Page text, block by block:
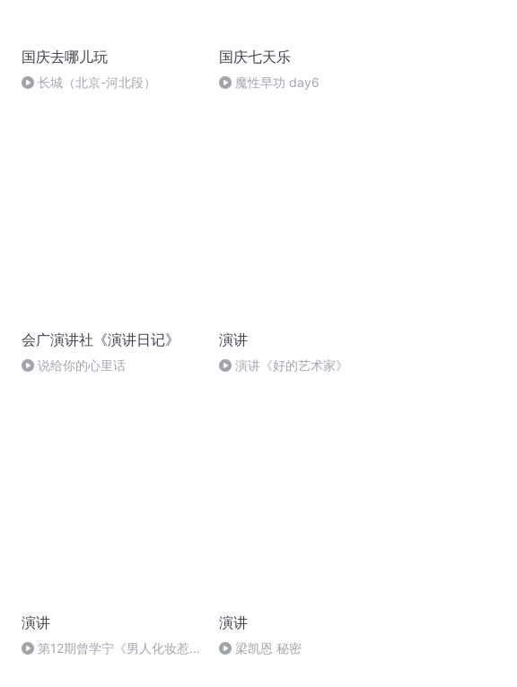
国庆去哪儿玩
长城（北京-河北段）
国庆七天乐
魔性早功 day6
会广演讲社《演讲日记》
说给你的心里话
演讲
演讲《好的艺术家》
演讲
第12期曾学宁《男人化妆惹
演讲
梁凯恩 秘密